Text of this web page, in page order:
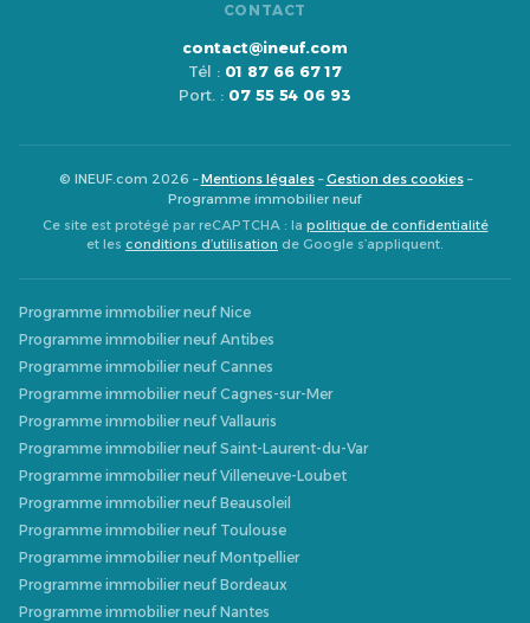
CONTACT
contact@ineuf.com
Tél : 01 87 66 67 17
Port. : 07 55 54 06 93
© INEUF.com 2026 –Mentions légales–Gestion des cookies–
Programme immobilier neuf
Ce site est protégé par reCAPTCHA : la politique de confidentialité
et les conditions d’utilisation de Google s’appliquent.
Programme immobilier neuf Nice
Programme immobilier neuf Antibes
Programme immobilier neuf Cannes
Programme immobilier neuf Cagnes-sur-Mer
Programme immobilier neuf Vallauris
Programme immobilier neuf Saint-Laurent-du-Var
Programme immobilier neuf Villeneuve-Loubet
Programme immobilier neuf Beausoleil
Programme immobilier neuf Toulouse
Programme immobilier neuf Montpellier
Programme immobilier neuf Bordeaux
Programme immobilier neuf Nantes